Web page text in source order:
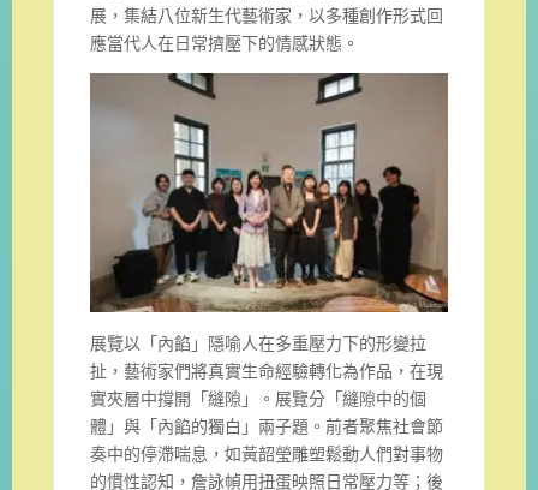
展，集結八位新生代藝術家，以多種創作形式回
應當代人在日常擠壓下的情感狀態。
展覽以「內餡」隱喻人在多重壓力下的形變拉
扯，藝術家們將真實生命經驗轉化為作品，在現
實夾層中撐開「縫隙」。展覽分「縫隙中的個
體」與「內餡的獨白」兩子題。前者聚焦社會節
奏中的停滯喘息，如黃韶瑩雕塑鬆動人們對事物
的慣性認知，詹詠幀用扭蛋映照日常壓力等；後